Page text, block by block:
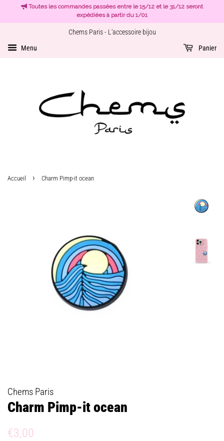
Toutes les commandes passées entre le 15/12 et le 31/12 seront
expédiées à partir du 1/01
Chems Paris - L'accessoire bijou
Menu Panier
Accueil › Charm Pimp-it ocean
Chems Paris
Charm Pimp-it ocean
Prix
€3,00